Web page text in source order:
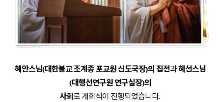
혜안스님(대한불교 조계종 포교원 신도국장)의 집전과혜선스님
(대행선연구원 연구실장)의
사회로 개회식이 진행되었습니다.